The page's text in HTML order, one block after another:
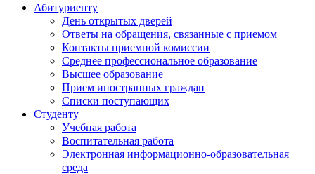
Абитуриенту
День открытых дверей
Ответы на обращения, связанные с приемом
Контакты приемной комиссии
Среднее профессиональное образование
Высшее образование
Прием иностранных граждан
Списки поступающих
Студенту
Учебная работа
Воспитательная работа
Электронная информационно-образовательная
среда